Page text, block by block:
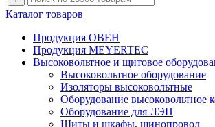
Каталог товаров
Продукция ОВЕН
Продукция MEYERTEC
Высоковольтное и щитовое
Высоковольтное оборудование
Изоляторы высоковольтные
Оборудование высоковольтное
Оборудование для ЛЭП
Щиты и шкафы, шинопровод